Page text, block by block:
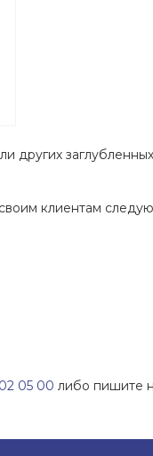
других
клиентам
05 00 либо пишите